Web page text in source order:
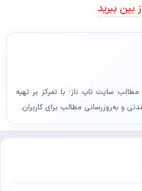
بین ببرید
مطالب سایت تاپ ناز؛ با تمرکز بر تهیه
و به‌روزرسانی مطالب برای کاربران.